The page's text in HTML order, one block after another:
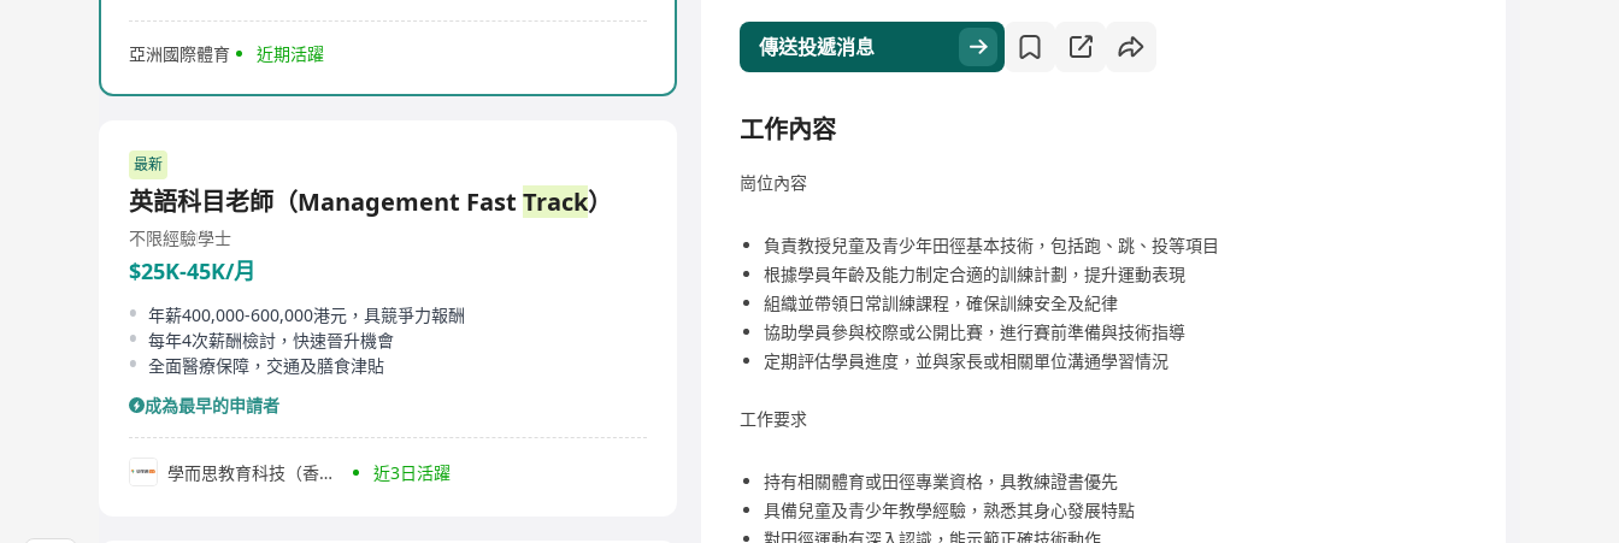
亞洲國際體育 近期活躍
最新
英語科目老師（Management Fast Track）
不限經驗學士
$25K-45K/月
年薪400,000-600,000港元，具競爭力報酬
每年4次薪酬檢討，快速晉升機會
全面醫療保障，交通及膳食津貼
成為最早的申請者
學而思教育科技（香港）有限公司 近3日活躍
傳送投遞消息
工作內容
崗位內容
負責教授兒童及青少年田徑基本技術，包括跑、跳、投等項目
根據學員年齡及能力制定合適的訓練計劃，提升運動表現
組織並帶領日常訓練課程，確保訓練安全及紀律
協助學員參與校際或公開比賽，進行賽前準備與技術指導
定期評估學員進度，並與家長或相關單位溝通學習情況
工作要求
持有相關體育或田徑專業資格，具教練證書優先
具備兒童及青少年教學經驗，熟悉其身心發展特點